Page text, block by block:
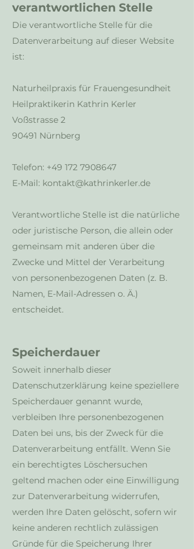
verantwortlichen Stelle
Die verantwortliche Stelle für die
Datenverarbeitung auf dieser Website
ist:
Naturheilpraxis für Frauengesundheit
Heilpraktikerin Kathrin Kerler
Voßstrasse 2
90491 Nürnberg
Telefon: +49 172 7908647
E-Mail: kontakt@kathrinkerler.de
Verantwortliche Stelle ist die natürliche
oder juristische Person, die allein oder
gemeinsam mit anderen über die
Zwecke und Mittel der Verarbeitung
von personenbezogenen Daten (z. B.
Namen, E-Mail-Adressen o. Ä.)
entscheidet.
Speicherdauer
Soweit innerhalb dieser
Datenschutzerklärung keine speziellere
Speicherdauer genannt wurde,
verbleiben Ihre personenbezogenen
Daten bei uns, bis der Zweck für die
Datenverarbeitung entfällt. Wenn Sie
ein berechtigtes Löschersuchen
geltend machen oder eine Einwilligung
zur Datenverarbeitung widerrufen,
werden Ihre Daten gelöscht, sofern wir
keine anderen rechtlich zulässigen
Gründe für die Speicherung Ihrer